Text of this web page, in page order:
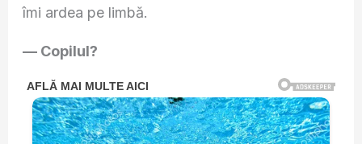
îmi ardea pe limbă.
— Copilul?